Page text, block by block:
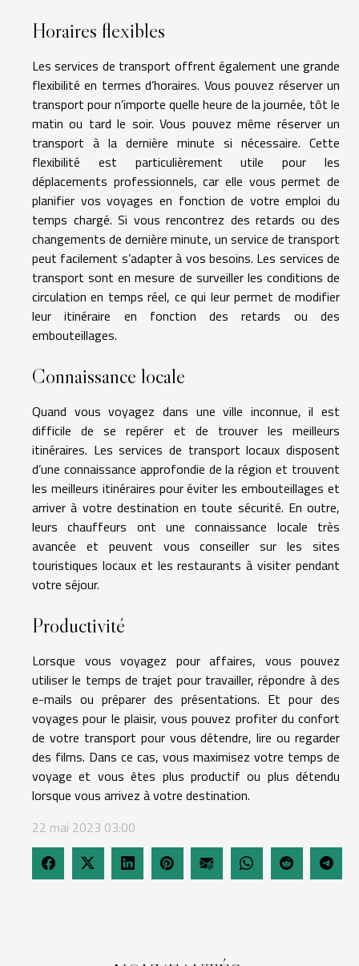
Horaires flexibles
Les services de transport offrent également une grande
flexibilité en termes d’horaires. Vous pouvez réserver un
transport pour n’importe quelle heure de la journée, tôt le
matin ou tard le soir. Vous pouvez même réserver un
transport à la dernière minute si nécessaire. Cette
flexibilité est particulièrement utile pour les
déplacements professionnels, car elle vous permet de
planifier vos voyages en fonction de votre emploi du
temps chargé. Si vous rencontrez des retards ou des
changements de dernière minute, un service de transport
peut facilement s’adapter à vos besoins. Les services de
transport sont en mesure de surveiller les conditions de
circulation en temps réel, ce qui leur permet de modifier
leur itinéraire en fonction des retards ou des
embouteillages.
Connaissance locale
Quand vous voyagez dans une ville inconnue, il est
difficile de se repérer et de trouver les meilleurs
itinéraires. Les services de transport locaux disposent
d’une connaissance approfondie de la région et trouvent
les meilleurs itinéraires pour éviter les embouteillages et
arriver à votre destination en toute sécurité. En outre,
leurs chauffeurs ont une connaissance locale très
avancée et peuvent vous conseiller sur les sites
touristiques locaux et les restaurants à visiter pendant
votre séjour.
Productivité
Lorsque vous voyagez pour affaires, vous pouvez
utiliser le temps de trajet pour travailler, répondre à des
e-mails ou préparer des présentations. Et pour des
voyages pour le plaisir, vous pouvez profiter du confort
de votre transport pour vous détendre, lire ou regarder
des films. Dans ce cas, vous maximisez votre temps de
voyage et vous êtes plus productif ou plus détendu
lorsque vous arrivez à votre destination.
22 mai 2023 03:00